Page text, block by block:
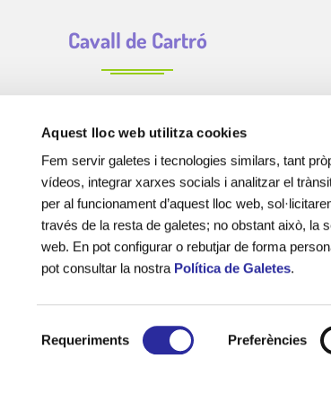
Aquest lloc web utilitza cookies
Fem servir galetes i tecnologies similars, tant
vídeos, integrar xarxes socials i analitzar el
per al funcionament d’aquest lloc web,
través de la resta de galetes; no obstant això, la
web. En pot configurar o rebutjar de forma
pot consultar la nostra Política de Galetes.
e
Requeriments Preferències
Cavall de Cartró
el seu desenvolupament educatiu, emocional i social.